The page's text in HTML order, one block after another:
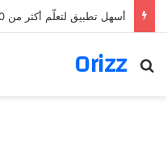
أسهل تطبيق لتعلّم أكثر من 160 ألف فعل بالألمانية
Orizz
بحث عن